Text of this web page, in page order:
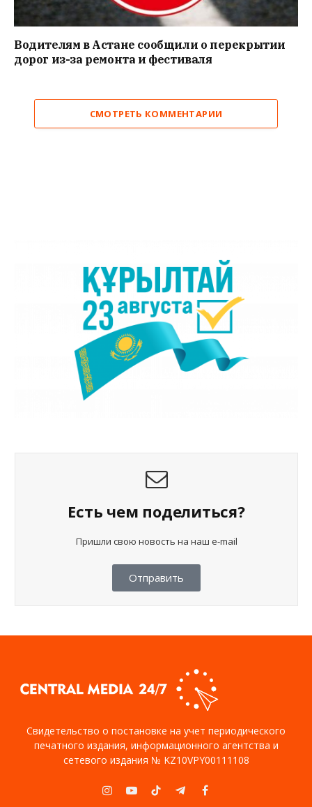
Водителям в Астане сообщили о перекрытии
дорог из-за ремонта и фестиваля
СМОТРЕТЬ КОММЕНТАРИИ
Есть чем поделиться?
Пришли свою новость на наш e-mail
Отправить
Свидетельство о постановке на учет периодического
печатного издания, информационного агентства и
сетевого издания № KZ10VPY00111108
Instagram
YouTubeTikTokTelegramFacebook